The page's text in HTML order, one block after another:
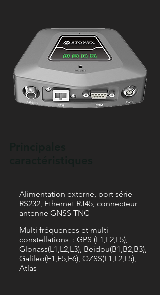
Alimentation externe, port série
RS232, Ethernet RJ45, connecteur
antenne GNSS TNC
Multi fréquences et multi
constellations : GPS (L1,L2,L5),
Glonass(L1,L2,L3), Beidou(B1,B2,B3),
Galileo(E1,E5,E6), QZSS(L1,L2,L5),
Atlas